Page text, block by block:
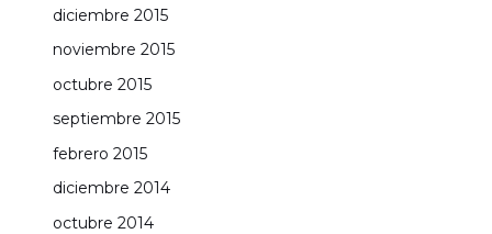
diciembre 2015
noviembre 2015
octubre 2015
septiembre 2015
febrero 2015
diciembre 2014
octubre 2014